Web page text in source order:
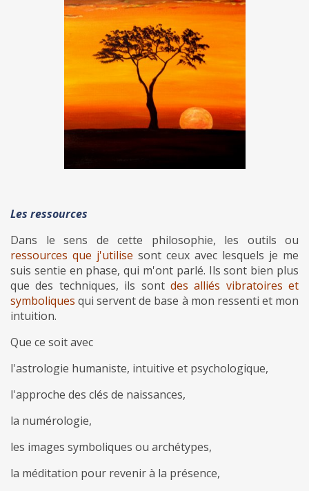
Les ressources
Dans le sens de cette philosophie, les outils ou
ressources que j'utilise sont ceux avec lesquels je me
suis sentie en phase, qui m'ont parlé. Ils sont bien plus
que des techniques, ils sont des alliés vibratoires et
symboliques qui servent de base à mon ressenti et mon
intuition.
Que ce soit avec
l'astrologie humaniste, intuitive et psychologique,
l'approche des clés de naissances,
la numérologie,
les images symboliques ou archétypes,
la méditation pour revenir à la présence,